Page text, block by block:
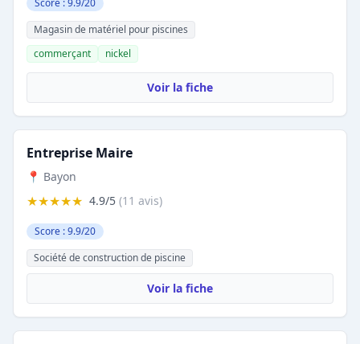
Score : 9.9/20
Magasin de matériel pour piscines
commerçant
nickel
Voir la fiche
Entreprise Maire
📍 Bayon
★★★★★ 4.9/5 (11 avis)
Score : 9.9/20
Société de construction de piscine
Voir la fiche